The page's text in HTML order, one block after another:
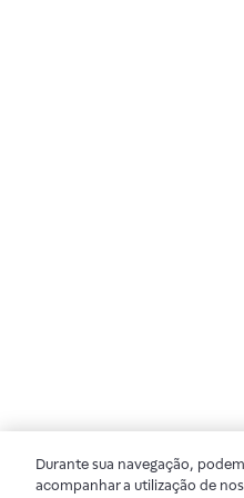
Durante sua navegação,
acompanhar a utilização de